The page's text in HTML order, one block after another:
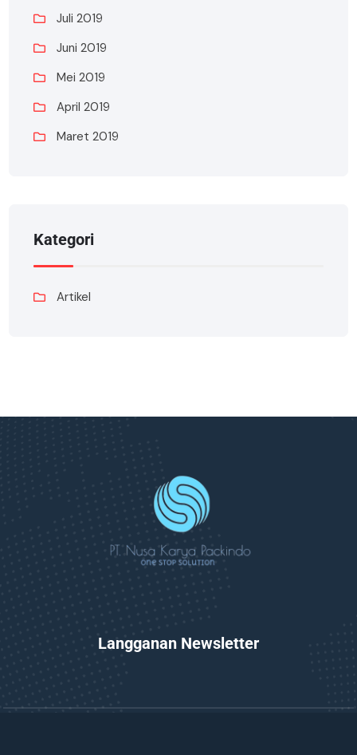
Juli 2019
Juni 2019
Mei 2019
April 2019
Maret 2019
Kategori
Artikel
Langganan Newsletter